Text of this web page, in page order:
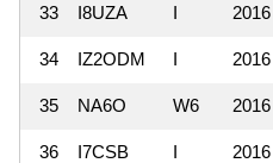
33 I8UZA I 2016
34 IZ2ODM I 2016
35 NA6O W6 2016
36 I7CSB I 2016